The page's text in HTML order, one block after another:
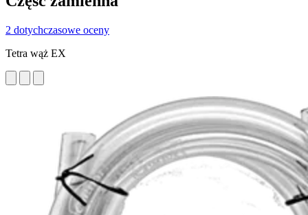
2 dotychczasowe oceny
Tetra wąż EX